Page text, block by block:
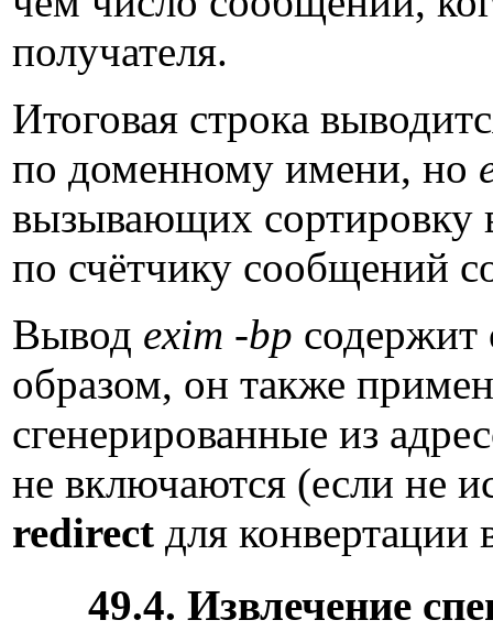
получателя.
Итоговая строка
по доменному имени, но
вызывающих сортировку
по счётчику сообщений
Вывод exim -bp содержит
образом, он также
сгенерированные из
не включаются (если не
redirect для конвертации
49.4. Извлечение